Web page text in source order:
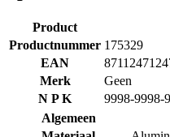
Product
Productnummer 175329
EAN
Merk
Geen
N P K
9998-9998-
Algemeen